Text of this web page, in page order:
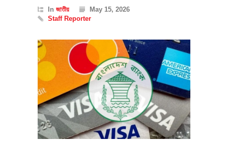
In জাতীয়
May 15, 2026
Staff Reporter